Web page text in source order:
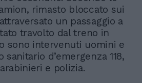
rimasto bloccato sui
un passaggio a
travolto dal treno in
sono intervenuti uomini e
d’emergenza 118,
e polizia.